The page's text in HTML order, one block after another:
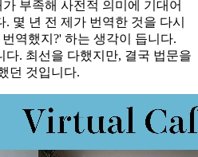
부족해 사전적 의미에 기대어
몇 년 전 제가 번역한 것을 다시
역했지?' 하는 생각이 듭니다.
다. 최선을 다했지만, 결국 법문을
던 것입니다.